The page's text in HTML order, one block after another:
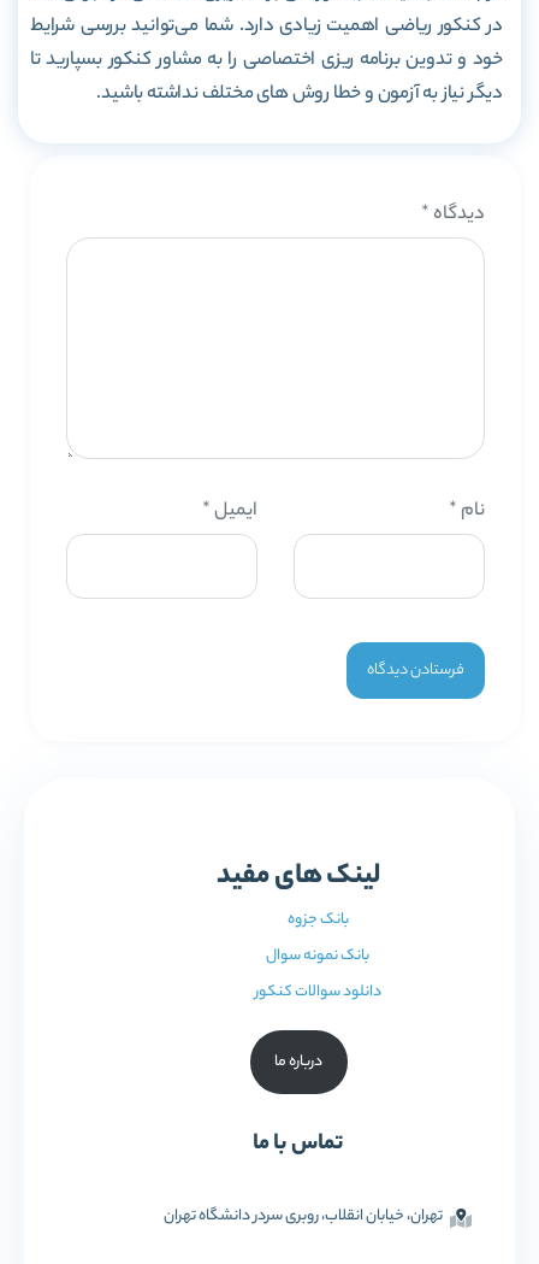
در کنکور ریاضی اهمیت زیادی دارد. شما می‌توانید بررسی شرایط
خود و تدوین برنامه ریزی اختصاصی را به مشاور کنکور بسپارید تا
دیگر نیاز به آزمون و خطا روش های مختلف نداشته باشید.
دیدگاه *
نام * ایمیل*
لینک های مفید
بانک جزوه
بانک نمونه سوال
دانلود سوالات کنکور
درباره ما
تماس با ما
تهران، خیابان انقلاب، روبری سردر دانشگاه تهران